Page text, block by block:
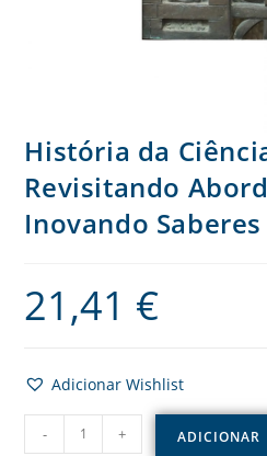
História da
Revisitando
Inovando Saberes
21,41 €
Adicionar Wishlist
- + ADICIONAR